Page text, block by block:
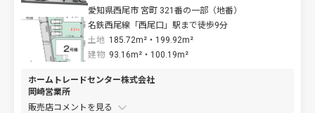
愛知県西尾市 宮町 321番の一部（地番）
名鉄西尾線「西尾口」駅まで徒歩9分
土地 185.72m²・199.92m²
建物 93.16m²・100.19m²
ホームトレードセンター株式会社
岡崎営業所
販売店コメントを